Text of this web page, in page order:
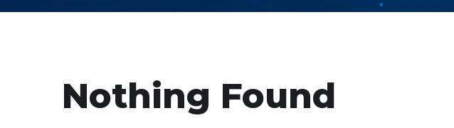
Nothing Found